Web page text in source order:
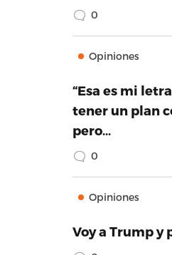
0
Opiniones
“Esa es mi
tener un plan
pero…
0
Opiniones
Voy a Trump y